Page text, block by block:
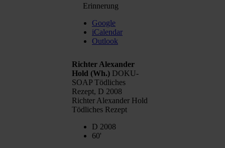
Erinnerung
Google
iCalendar
Outlook
Richter Alexander
Hold (Wh.) DOKU-
SOAP Tödliches
Rezept, D 2008
Richter Alexander Hold
Tödliches Rezept
D 2008
60'